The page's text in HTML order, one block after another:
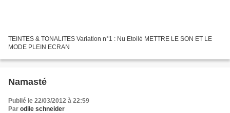
TEINTES & TONALITES Variation n°1 : Nu Etoilé METTRE LE SON ET LE
MODE PLEIN ECRAN
Namasté
Publié le 22/03/2012 à 22:59
Par odile schneider